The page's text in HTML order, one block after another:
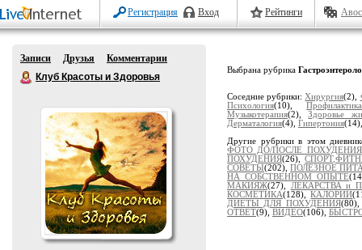
Регистрация Вход Рейтинги
Записи Друзья
Комментарии
Клуб Красоты и Здоровья
Выбрана рубрика
Соседние рубрики:Хирургия(2),
Психология(10),Профилактика
Музыкотерапия(2),Здоровье
Дерматалогия(4), Гипертония
Другие рубрики в этом
ФОТО ДО/ПОСЛЕ ПОХУДЕНИЯ
ПОХУДЕНИЯ(26),
СОВЕТЫ(202), ПОЛЕЗНОЕ
НА СОБСТВЕННОМ ОПЫТЕ
МАКИЯЖ(27),
ЛЕКАРСТВА и
КОСМЕТИКА(128),КАЛОРИИ
ДИЕТЫ ДЛЯ ПОХУДЕНИЯ
ОТВЕТ(9), ВИДЕО(106),